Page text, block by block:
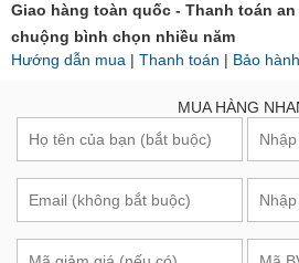
Giao hàng toàn quốc - Thanh toán
chuộng bình chọn nhiều năm
Hướng dẫn mua | Thanh toán | Bảo hành
MUA HÀNG